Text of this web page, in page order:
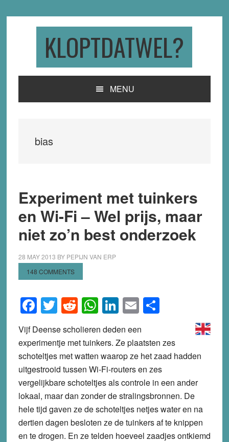
KLOPTDATWEL?
MENU
bias
Experiment met tuinkers
en Wi-Fi – Wel prijs, maar
niet zo’n best onderzoek
28 MAY 2013 BY PEPIJN VAN ERP
148 COMMENTS
Facebook
Twitter
Reddit
WhatsApp
LinkedIn
EmailShare
Vijf Deense scholieren deden een
experimentje met tuinkers. Ze plaatsten zes
schoteltjes met watten waarop ze het zaad hadden
uitgestrooid tussen Wi-Fi-routers en zes
vergelijkbare schoteltjes als controle in een ander
lokaal, maar dan zonder de stralingsbronnen. De
hele tijd gaven ze de schoteltjes netjes water en na
dertien dagen besloten ze de tuinkers af te knippen
en te drogen. En ze telden hoeveel zaadjes ontkiemd